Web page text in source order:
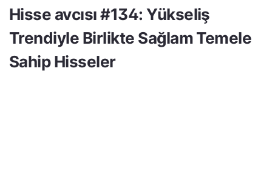
Hisse avcısı #134: Yükseliş
Trendiyle Birlikte Sağlam Temele
Sahip Hisseler